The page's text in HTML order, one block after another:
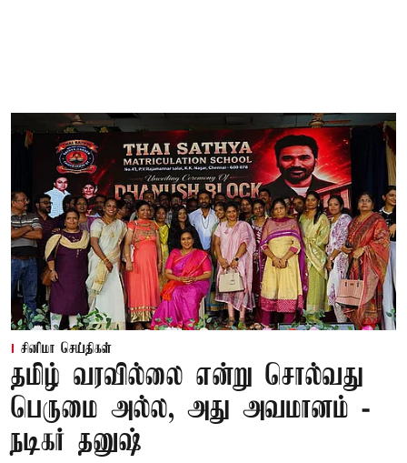
சினிமா செய்திகள்
தமிழ் வரவில்லை என்று சொல்வது
பெருமை அல்ல, அது அவமானம் -
நடிகர் தனுஷ்